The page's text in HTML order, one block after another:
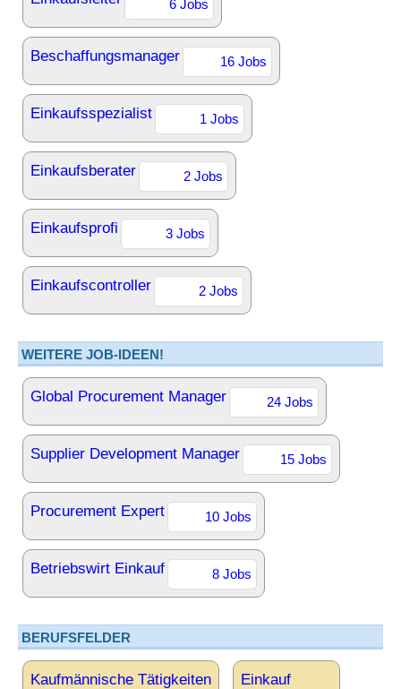
6 Jobs
Beschaffungsmanager 16 Jobs
Einkaufsspezialist 1 Jobs
Einkaufsberater 2 Jobs
Einkaufsprofi 3 Jobs
Einkaufscontroller 2 Jobs
WEITERE JOB-IDEEN!
Global Procurement Manager 24 Jobs
Supplier Development Manager 15 Jobs
Procurement Expert 10 Jobs
Betriebswirt Einkauf 8 Jobs
BERUFSFELDER
Kaufmännische Tätigkeiten Einkauf